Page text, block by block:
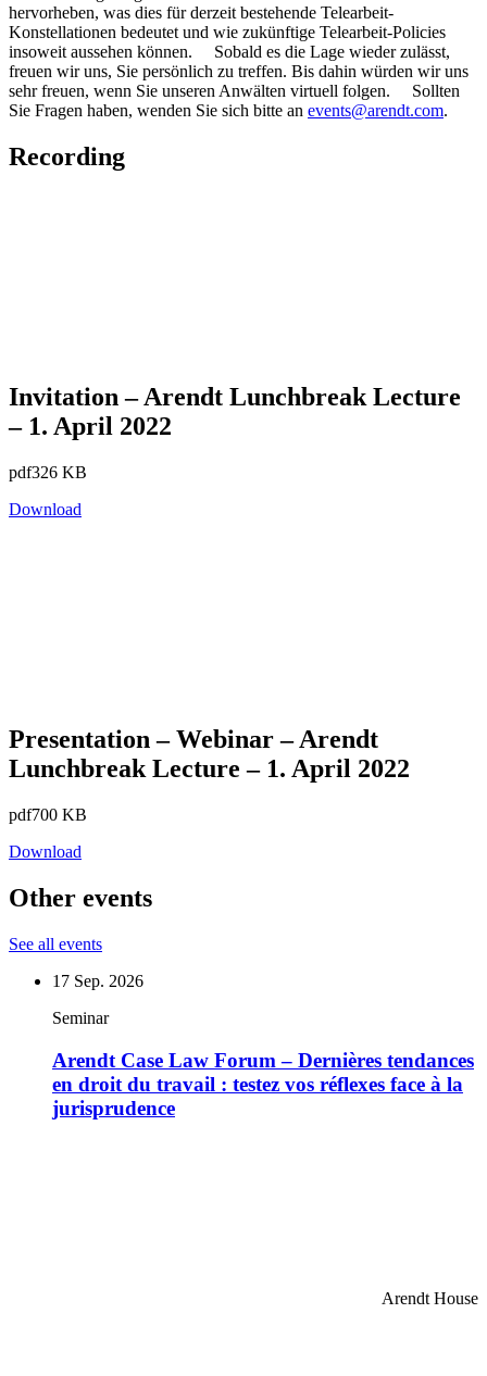
hervorheben, was dies für derzeit bestehende Telearbeit-
Konstellationen bedeutet und wie zukünftige Telearbeit-Policies
insoweit aussehen können. Sobald es die Lage wieder zulässt,
freuen wir uns, Sie persönlich zu treffen. Bis dahin würden wir uns
sehr freuen, wenn Sie unseren Anwälten virtuell folgen. Sollten
Sie Fragen haben, wenden Sie sich bitte an events@arendt.com.
Recording
Invitation – Arendt Lunchbreak Lecture
– 1. April 2022
pdf326 KB
Download
Presentation – Webinar – Arendt
Lunchbreak Lecture – 1. April 2022
pdf700 KB
Download
Other events
See all events
17 Sep. 2026
Seminar
Arendt Case Law Forum – Dernières tendances
en droit du travail : testez vos réflexes face à la
jurisprudence
Arendt House